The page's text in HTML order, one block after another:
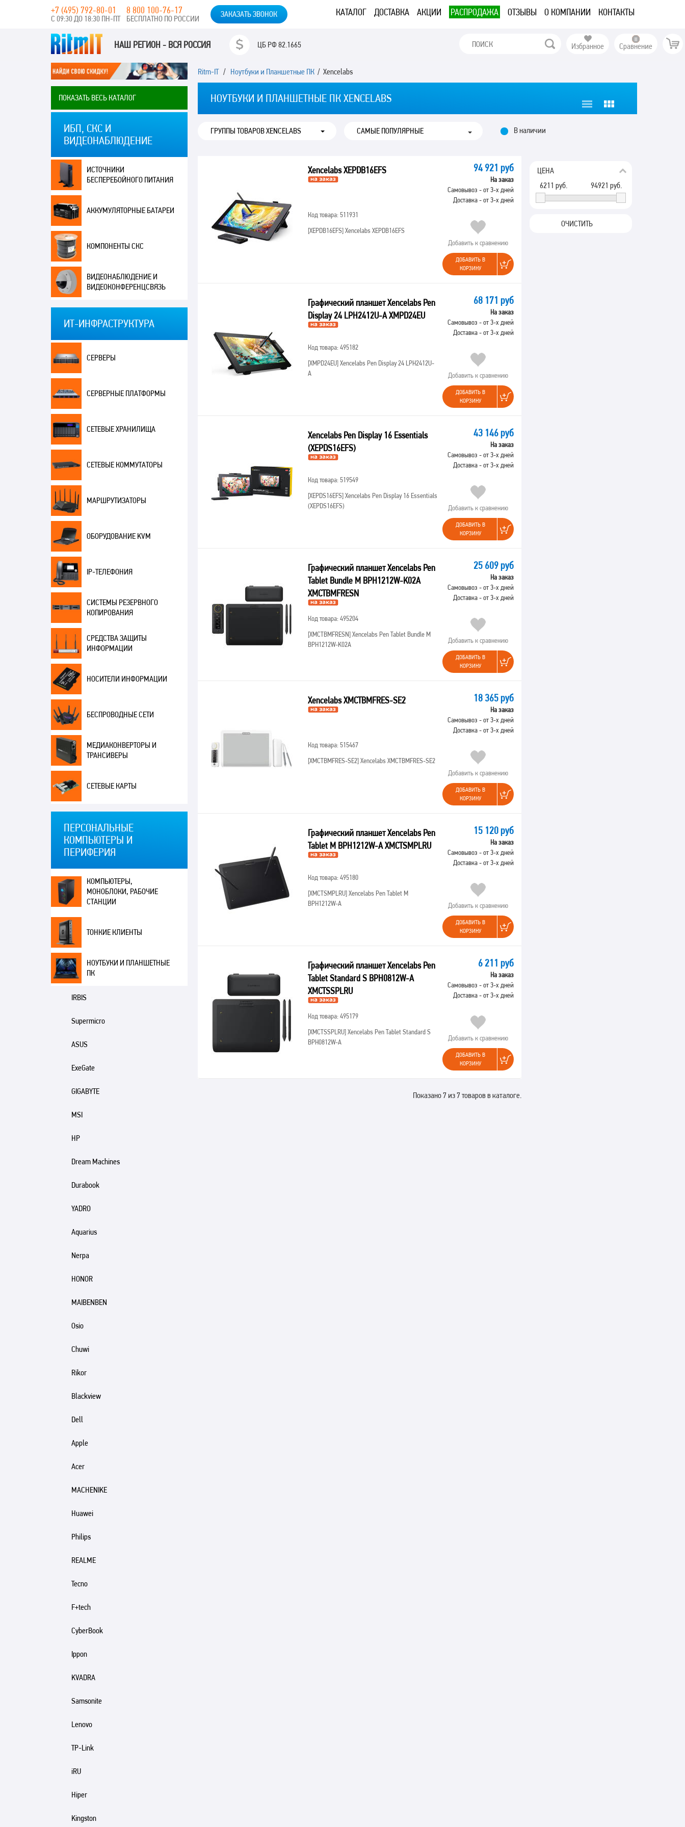
КАТАЛОГ ДОСТАВКА АКЦИИ РАСПРОДАЖА ОТЗЫВЫ О КОМПАНИИ КОНТАКТЫ
+7 (495) 792-80-01
С 09:30 ДО 18:30 ПН-ПТ
8 800 100-76-17
БЕСПЛАТНО ПО РОССИИ ЗАКАЗАТЬ ЗВОНОК
НАШ РЕГИОН - ВСЯ РОССИЯ ЦБ РФ82.1665 Избранное Сравнение
ПОКАЗАТЬ ВЕСЬ КАТАЛОГ
ИБП, СКС И
ВИДЕОНАБЛЮДЕНИЕ
ИСТОЧНИКИ
БЕСПЕРЕБОЙНОГО ПИТАНИЯ
АККУМУЛЯТОРНЫЕ БАТАРЕИ
КОМПОНЕНТЫ СКС
ВИДЕОНАБЛЮДЕНИЕ И
ВИДЕОКОНФЕРЕНЦСВЯЗЬ
ИТ-ИНФРАСТРУКТУРА
СЕРВЕРЫ
СЕРВЕРНЫЕ ПЛАТФОРМЫ
СЕТЕВЫЕ ХРАНИЛИЩА
СЕТЕВЫЕ КОММУТАТОРЫ
МАРШРУТИЗАТОРЫ
ОБОРУДОВАНИЕ KVM
IP-ТЕЛЕФОНИЯ
СИСТЕМЫ РЕЗЕРВНОГО
КОПИРОВАНИЯ
СРЕДСТВА ЗАЩИТЫ
ИНФОРМАЦИИ
НОСИТЕЛИ ИНФОРМАЦИИ
БЕСПРОВОДНЫЕ СЕТИ
МЕДИАКОНВЕРТОРЫ И
ТРАНСИВЕРЫ
СЕТЕВЫЕ КАРТЫ
ПЕРСОНАЛЬНЫЕ
КОМПЬЮТЕРЫ И
ПЕРИФЕРИЯ
КОМПЬЮТЕРЫ,
МОНОБЛОКИ, РАБОЧИЕ
СТАНЦИИ
ТОНКИЕ КЛИЕНТЫ
НОУТБУКИ И ПЛАНШЕТНЫЕ
ПК
IRBIS
Supermicro
ASUS
ExeGate
GIGABYTE
MSI
HP
Dream Machines
Durabook
YADRO
Aquarius
Nerpa
HONOR
MAIBENBEN
Osio
Chuwi
Rikor
Blackview
Dell
Apple
Acer
MACHENIKE
Huawei
Philips
REALME
Tecno
F+tech
CyberBook
Ippon
KVADRA
Samsonite
Lenovo
TP-Link
iRU
Hiper
Kingston
Ritm-IT/ Ноутбуки и Планшетные ПК / Xencelabs
НОУТБУКИ И ПЛАНШЕТНЫЕ ПК XENCELABS
ГРУППЫ ТОВАРОВ XENCELABS В наличии
ЦЕНА
94921 руб.
6211 руб.
ОЧИСТИТЬ
Xencelabs XEPDB16EFS
Код товара: 511931
[XEPDB16EFS]Xencelabs XEPDB16EFS
94 921 руб
На заказ
Самовывоз - от 3-х дней
Доставка - от 3-х дней
Добавить к сравнению
ДОБАВИТЬ В
КОРЗИНУ
Графический планшет Xencelabs Pen
Display 24 LPH2412U-A XMPD24EU
Код товара: 495182
[XMPD24EU]Xencelabs Pen Display 24 LPH2412U-
A
68 171 руб
На заказ
Самовывоз - от 3-х дней
Доставка - от 3-х дней
Добавить к сравнению
ДОБАВИТЬ В
КОРЗИНУ
Xencelabs Pen Display 16 Essentials
(XEPDS16EFS)
Код товара: 519549
[XEPDS16EFS]Xencelabs Pen Display 16 Essentials
(XEPDS16EFS)
43 146 руб
На заказ
Самовывоз - от 3-х дней
Доставка - от 3-х дней
Добавить к сравнению
ДОБАВИТЬ В
КОРЗИНУ
Графический планшет Xencelabs Pen
Tablet Bundle M BPH1212W-K02A
XMCTBMFRESN
Код товара: 495204
[XMCTBMFRESN]Xencelabs Pen Tablet Bundle M
BPH1212W-K02A
25 609 руб
На заказ
Самовывоз - от 3-х дней
Доставка - от 3-х дней
Добавить к сравнению
ДОБАВИТЬ В
КОРЗИНУ
Xencelabs XMCTBMFRES-SE2
Код товара: 515467
[XMCTBMFRES-SE2]Xencelabs XMCTBMFRES-SE2
18 365 руб
На заказ
Самовывоз - от 3-х дней
Доставка - от 3-х дней
Добавить к сравнению
ДОБАВИТЬ В
КОРЗИНУ
Графический планшет Xencelabs Pen
Tablet M BPH1212W-A XMCTSMPLRU
Код товара: 495180
[XMCTSMPLRU]Xencelabs Pen Tablet M
BPH1212W-A
15 120 руб
На заказ
Самовывоз - от 3-х дней
Доставка - от 3-х дней
Добавить к сравнению
ДОБАВИТЬ В
КОРЗИНУ
Графический планшет Xencelabs Pen
Tablet Standard S BPH0812W-A
XMCTSSPLRU
Код товара: 495179
[XMCTSSPLRU]Xencelabs Pen Tablet Standard S
BPH0812W-A
6 211 руб
На заказ
Самовывоз - от 3-х дней
Доставка - от 3-х дней
Добавить к сравнению
ДОБАВИТЬ В
КОРЗИНУ
Показано 7 из 7 товаров в каталоге.